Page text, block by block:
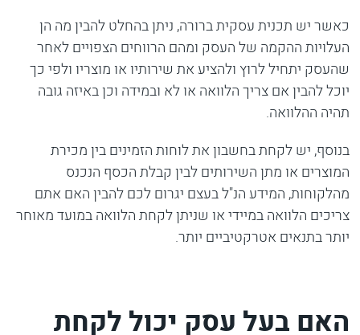
כאשר יש תכנית עסקית ברורה, ניתן בהחלט להבין מה הן
העלויות ההקמה של העסק ומהם הרווחים הצפויים לאחר
שהעסק יתחיל לרוץ ולהציע את שירותיו או מוצריו ולפי כך
יוכל להבין אם צריך הלוואה או לא ובמידה וכן באיזה גובה
תהיה ההלוואה.
בנוסף, יש לקחת בחשבון את לוחות הזמינים בין מכירת
המוצרים או מתן השירותים לבין קבלת הכסף הנכנס
מהלקוחות, המידע הנ"ל בעצם יגרום לכם להבין האם אתם
צריכים הלוואה במיידי או שניתן לקחת הלוואה במועד מאוחר
יותר בתנאים אטרקטיביים יותר.
האם בעל עסק יכול לקחת